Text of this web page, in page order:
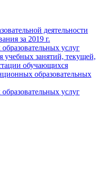
деятельности
за 2019 г.
услуг
учебных занятий, текущей,
обучающихся
образовательных
услуг